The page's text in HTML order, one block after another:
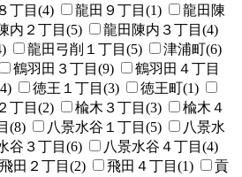
丁目(4) 龍田９丁目(1)
龍田陳
内２丁目(5)
龍田陳内３丁目(4)
龍田弓削１丁目(5)
津浦町(6)
鶴羽田３丁目(9)
鶴羽田４丁目
徳王１丁目(3)
徳王町(1)
丁目(2) 楡木３丁目(3)
楡木４
(8) 八景水谷１丁目(5)
八景水
谷３丁目(6)
八景水谷４丁目(4)
飛田２丁目(2) 飛田４丁目(1)
貢